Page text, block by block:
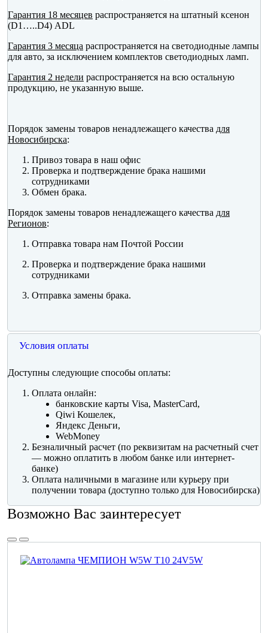
Гарантия 18 месяцев распространяется на штатный ксенон
(D1…..D4) ADL
Гарантия 3 месяца распространяется на светодиодные лампы
для авто, за исключением комплектов светодиодных ламп.
Гарантия 2 недели распространяется на всю остальную
продукцию, не указанную выше.
Порядок замены товаров ненадлежащего качества для
Новосибирска:
Привоз товара в наш офис
Проверка и подтверждение брака нашими
сотрудниками
Обмен брака.
Порядок замены товаров ненадлежащего качества для
Регионов:
Отправка товара нам Почтой России
Проверка и подтверждение брака нашими
сотрудниками
Отправка замены брака.
Условия оплаты
Доступны следующие способы оплаты:
Оплата онлайн:
банковские карты Visa, MasterCard,
Qiwi Кошелек,
Яндекс Деньги,
WebMoney
Безналичный расчет (по реквизитам на расчетный счет
— можно оплатить в любом банке или интернет-
банке)
Оплата наличными в магазине или курьеру при
получении товара (доступно только для Новосибирска)
Возможно Вас заинтересует